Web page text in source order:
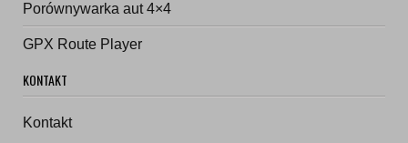
Porównywarka aut 4×4
GPX Route Player
KONTAKT
Kontakt